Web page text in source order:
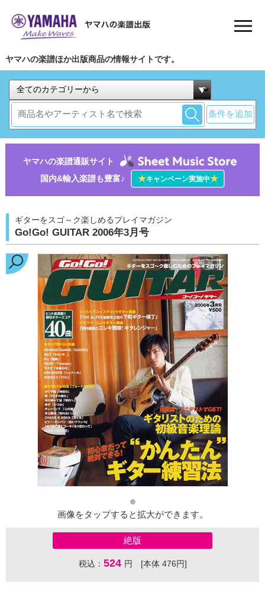
ヤマハの楽譜ほか出版商品の情報サイトです。
条件を追加
ヤマハの楽譜通販サイト
国内&輸入楽譜も豊富♪
★キャンペーン実施中★
ギターをスゴ～ク楽しめるプレイマガジン
Go!Go! GUITAR 2006年3月号
画像をタップすると拡大ができます。
絶版
税込： 524 円 [本体 476円]